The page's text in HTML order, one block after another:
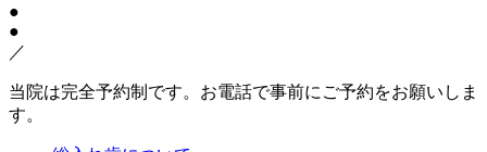
●
●
／
当院は完全予約制です。お電話で事前にご予約をお願いしま
す。